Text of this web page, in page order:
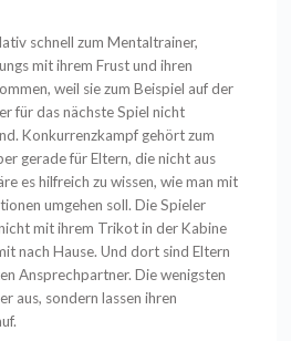
schnell zum Mentaltrainer,
mit ihrem Frust und ihren
weil sie zum Beispiel auf der
für das nächste Spiel nicht
Konkurrenzkampf gehört zum
gerade für Eltern, die nicht aus
es hilfreich zu wissen, wie man mit
umgehen soll. Die Spieler
mit ihrem Trikot in der Kabine
nach Hause. Und dort sind Eltern
Ansprechpartner. Die wenigsten
aus, sondern lassen ihren